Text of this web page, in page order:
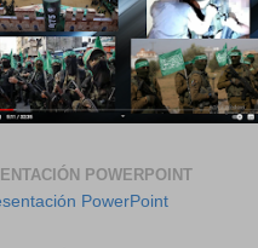
POWERPOINT